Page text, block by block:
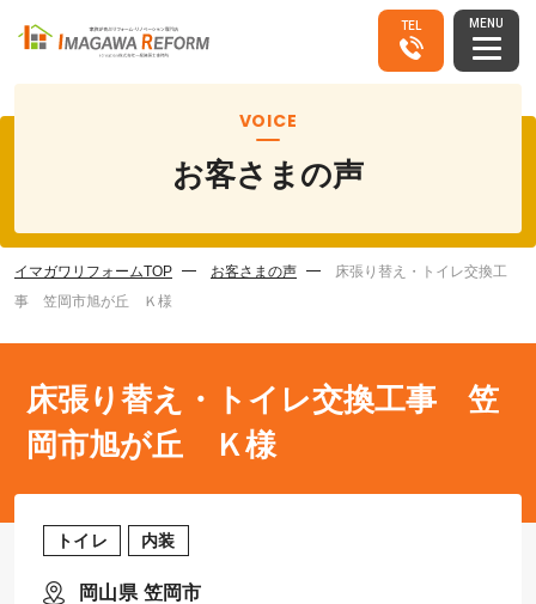
TEL MENU
VOICE
お客さまの声
イマガワリフォームTOP お客さまの声
床張り替え・トイレ交換工
事 笠岡市旭が丘 Ｋ様
床張り替え・トイレ交換工事 笠
岡市旭が丘 Ｋ様
トイレ 内装
岡山県 笠岡市